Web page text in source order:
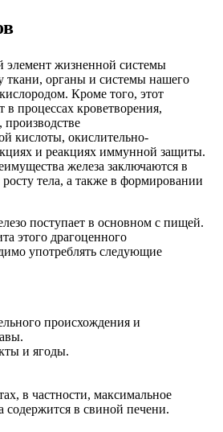
жизненной системы
ткани, органы и системы нашего
Кроме того, этот
в процессах кроветворения,
производстве
кислоты, окислительно-
и реакциях иммунной защиты.
железа заключаются в
тела, а также в формировании
поступает в основном с пищей.
этого драгоценного
употреблять следующие
происхождения и
и ягоды.
в частности, максимальное
содержится в свиной печени.